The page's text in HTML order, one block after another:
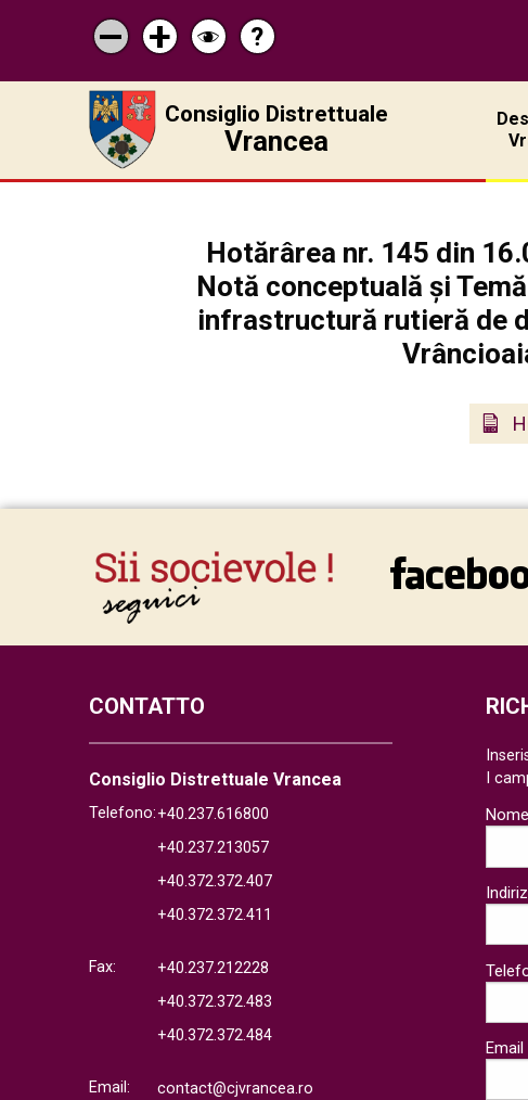
Micșorează
scrisul
Mărește
scrisul
Schimbă
contrastul
Pagina
de
ajutor
?
Consiglio Distrettuale
Vrancea
Hotărârea nr. 145 din
Notă conceptuală și
infrastructură rutieră de
CONTATTO
Consiglio Distrettuale Vrancea
Telefono:+40.237.616800
+40.237.213057
+40.372.372.407
+40.372.372.411
Fax:
+40.237.212228
+40.372.372.483
+40.372.372.484
Email: contact@cjvrancea.ro
I